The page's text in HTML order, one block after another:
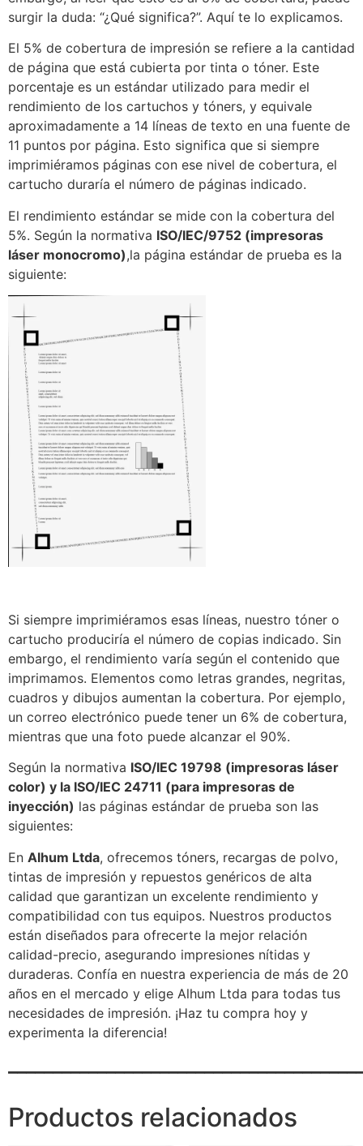
surgir la duda: “¿Qué significa?”. Aquí te lo explicamos.
El 5% de cobertura de impresión se refiere a la cantidad
de página que está cubierta por tinta o tóner. Este
porcentaje es un estándar utilizado para medir el
rendimiento de los cartuchos y tóners, y equivale
aproximadamente a 14 líneas de texto en una fuente de
11 puntos por página. Esto significa que si siempre
imprimiéramos páginas con ese nivel de cobertura, el
cartucho duraría el número de páginas indicado.
El rendimiento estándar se mide con la cobertura del
5%. Según la normativa ISO/IEC/9752 (impresoras
láser monocromo),la página estándar de prueba es la
siguiente:
Si siempre imprimiéramos esas líneas, nuestro tóner o
cartucho produciría el número de copias indicado. Sin
embargo, el rendimiento varía según el contenido que
imprimamos. Elementos como letras grandes, negritas,
cuadros y dibujos aumentan la cobertura. Por ejemplo,
un correo electrónico puede tener un 6% de cobertura,
mientras que una foto puede alcanzar el 90%.
Según la normativa ISO/IEC 19798 (impresoras láser
color) y la ISO/IEC 24711 (para impresoras de
inyección) las páginas estándar de prueba son las
siguientes:
En Alhum Ltda, ofrecemos tóners, recargas de polvo,
tintas de impresión y repuestos genéricos de alta
calidad que garantizan un excelente rendimiento y
compatibilidad con tus equipos. Nuestros productos
están diseñados para ofrecerte la mejor relación
calidad-precio, asegurando impresiones nítidas y
duraderas. Confía en nuestra experiencia de más de 20
años en el mercado y elige Alhum Ltda para todas tus
necesidades de impresión. ¡Haz tu compra hoy y
experimenta la diferencia!
Productos relacionados